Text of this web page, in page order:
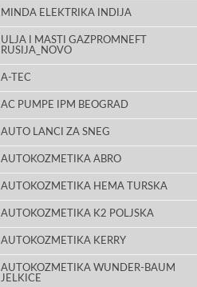
MINDA ELEKTRIKA INDIJA
ULJA I MASTI GAZPROMNEFT
RUSIJA_NOVO
A-TEC
AC PUMPE IPM BEOGRAD
AUTO LANCI ZA SNEG
AUTOKOZMETIKA ABRO
AUTOKOZMETIKA HEMA TURSKA
AUTOKOZMETIKA K2 POLJSKA
AUTOKOZMETIKA KERRY
AUTOKOZMETIKA WUNDER-BAUM
JELKICE